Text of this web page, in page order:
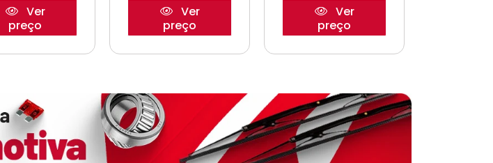
Ver
preço
Ver
preço
Ver
preço